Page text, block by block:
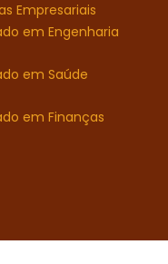
Empresariais
em Engenharia
em Saúde
em Finanças